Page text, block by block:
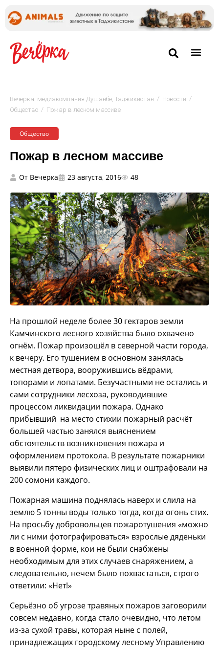
Вечёрка: медиакомпания Душанбе, Таджикистан / Новости /
Общество / Пожар в лесном массиве
Общество
Пожар в лесном массиве
От Вечерка 23 августа, 2016 48
На прошлой неделе более 30 гектаров земли
Камчинского лесного хозяйства было охвачено
огнём. Пожар произошёл в северной части города,
к вечеру. Его тушением в основном занялась
местная детвора, вооружившись вёдрами,
топорами и лопатами. Безучастными не остались и
сами сотрудники лесхоза, руководившие
процессом ликвидации пожара. Однако
прибывший на место стихии пожарный расчёт
большей частью занялся выяснением
обстоятельств возникновения пожара и
оформлением протокола. В результате пожарники
выявили пятеро физических лиц и оштрафовали на
200 сомони каждого.
Пожарная машина поднялась наверх и слила на
землю 5 тонны воды только тогда, когда огонь стих.
На просьбу добровольцев пожаротушения «можно
ли с ними фотографироваться» взрослые дяденьки
в военной форме, кои не были снабжены
необходимым для этих случаев снаряжением, а
следовательно, нечем было похвастаться, строго
ответили: «Нет!»
Серьёзно об угрозе травяных пожаров заговорили
совсем недавно, когда стало очевидно, что летом
из-за сухой травы, которая ныне с полей,
принадлежащих городскому лесному Управлению